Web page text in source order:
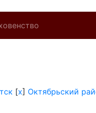
[x] Октябрьский